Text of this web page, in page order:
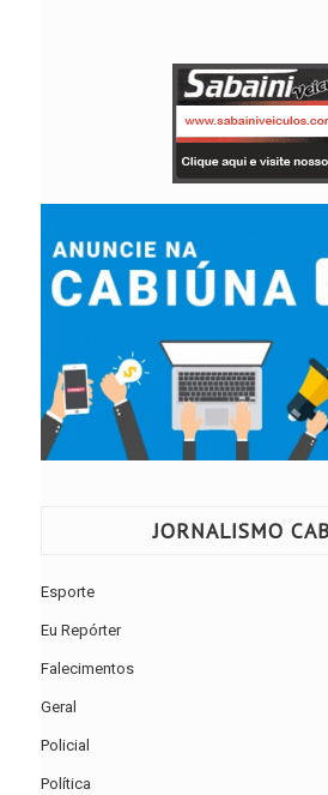
JORNALISMO
Esporte
Eu Repórter
Falecimentos
Geral
Policial
Política